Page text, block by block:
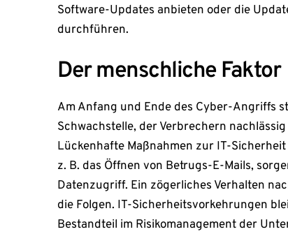
Software-Updates anbieten oder die
durchführen.
Der menschliche Faktor
Am Anfang und Ende des Cyber-Angriffs
Schwachstelle, der Verbrechern
Lückenhafte Maßnahmen zur IT-
z. B. das Öffnen von Betrugs-E-Mails,
Datenzugriff. Ein zögerliches Verhalten
die Folgen. IT-Sicherheitsvorkehrungen
Bestandteil im Risikomanagement der